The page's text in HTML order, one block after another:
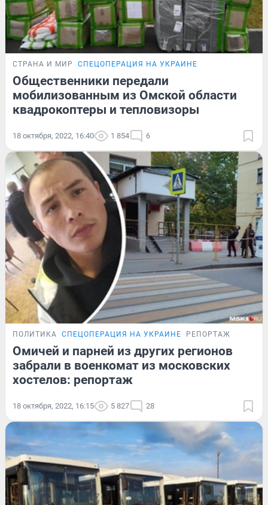
СТРАНА И МИР СПЕЦОПЕРАЦИЯ НА УКРАИНЕ
Общественники передали
мобилизованным из Омской области
квадрокоптеры и тепловизоры
18 октября, 2022, 16:40 1 854 6
ПОЛИТИКА СПЕЦОПЕРАЦИЯ НА УКРАИНЕ РЕПОРТАЖ
Омичей и парней из других регионов
забрали в военкомат из московских
хостелов: репортаж
18 октября, 2022, 16:15 5 827 28